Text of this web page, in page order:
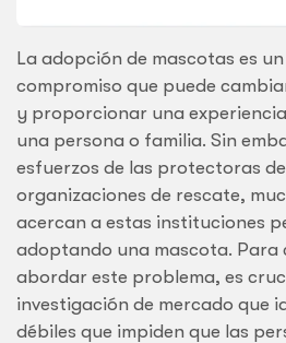
La adopción de mascotas es
compromiso que puede
y proporcionar una
una persona o familia. Sin
esfuerzos de las protectoras
organizaciones de rescate,
acercan a estas instituciones
adoptando una mascota. Para
abordar este problema, es
investigación de mercado que
débiles que impiden que las